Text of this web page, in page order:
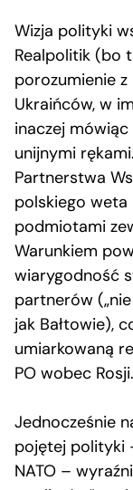
Wizja polityki
Realpolitik (bo
porozumienie z
Ukraińców, w
inaczej mówiąc
unijnymi
Partnerstwa
polskiego weta
podmiotami
Warunkiem
wiarygodność
partnerów
jak Bałtowie),
umiarkowaną
PO wobec Rosji.
Jednocześnie
pojętej polityki
NATO –